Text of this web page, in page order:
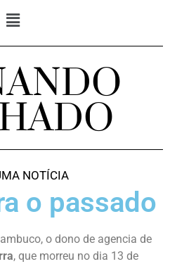
NOTÍCIA
o passado
o dono de agencia de
, que morreu no dia 13 de